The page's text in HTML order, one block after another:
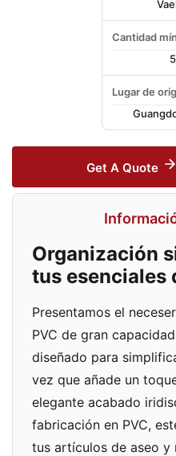
Cantidad
Lugar de
Get A Quote
Organización
tus esenciales
Presentamos el
PVC de gran
diseñado para
vez que añade un
elegante acabado
fabricación en PVC,
tus artículos de aseo y